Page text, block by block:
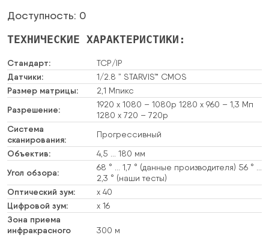
Доступность: 0
ТЕХНИЧЕСКИЕ ХАРАКТЕРИСТИКИ:
Стандарт: TCP/IP
Датчики: 1/2.8 ” STARVIS™ CMOS
Размер матрицы: 2,1 Мпикс
Разрешение:
1920 x 1080 – 1080p 1280 x 960 – 1,3 Мп
1280 x 720 – 720p
Система
сканирования:
Прогрессивный
Объектив: 4,5 … 180 мм
Угол обзора:
68 ° … 1,7 ° (данные производителя) 56 ° …
2,3 ° (наши тесты)
Оптический зум: х 40
Цифровой зум: х 16
Зона приема
инфракрасного
300 м